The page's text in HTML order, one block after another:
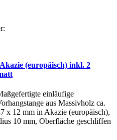
(europäisch) inkl. 2
einläufige
aus Massivholz ca.
x 12 mm in Akazie (europäisch),
10 mm, Oberfläche geschliffen